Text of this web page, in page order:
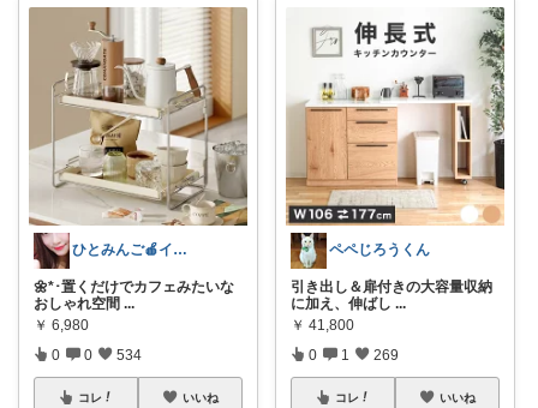
ひとみんご🍎‪インテリア雑貨
🌼*･置くだけでカフェみたいな
おしゃれ空間 ...
￥ 6,980
0 0 534
コレ いいね
ペペじろうくん
引き出し＆扉付きの大容量収納
に加え、伸ばし ...
￥ 41,800
0 1 269
コレ いいね